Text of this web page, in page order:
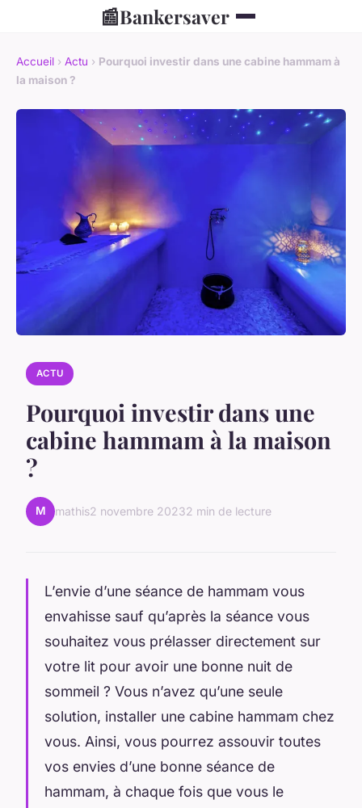
📰Bankersaver
Accueil › Actu › Pourquoi investir dans une cabine hammam à
la maison ?
ACTU
Pourquoi investir dans une
cabine hammam à la maison
?
M mathis2 novembre 20232 min de lecture
L’envie d’une séance de hammam vous
envahisse sauf qu’après la séance vous
souhaitez vous prélasser directement sur
votre lit pour avoir une bonne nuit de
sommeil ? Vous n’avez qu’une seule
solution, installer une cabine hammam chez
vous. Ainsi, vous pourrez assouvir toutes
vos envies d’une bonne séance de
hammam, à chaque fois que vous le